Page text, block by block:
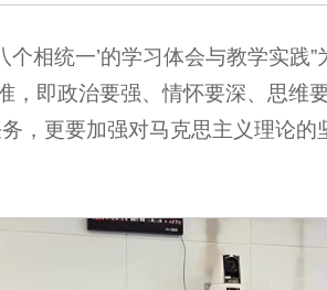
相统一’的学习体会与教学实践
，即政治要强、情怀要深、思
，更要加强对马克思主义理论